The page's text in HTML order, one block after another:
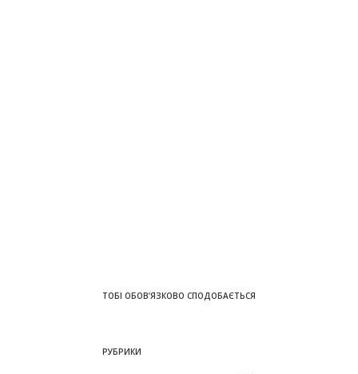
ТОБІ ОБОВ’ЯЗКОВО СПОДОБАЄТЬСЯ
РУБРИКИ